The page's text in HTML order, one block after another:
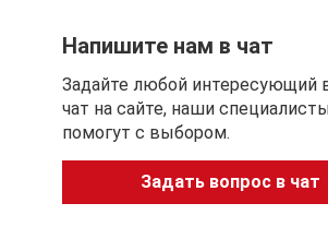
Высота линзы (наибольшая): 45
Ширина линзы (наибольшая): 57
Ширина моста (расстояние
мм
Полная длина оправы: 140 мм
Полная длина сбоку (дужка и
Напишите нам в чат
Задайте любой интересующий
чат на сайте, наши
помогут с выбором.
Задать вопрос в чат